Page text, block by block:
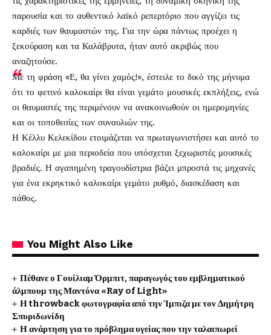
παρουσία και το αυθεντικό λαϊκό ρεπερτόριο που αγγίζει τις
καρδιές των θαυμαστών της. Για την ώρα πάντως προέχει η
ξεκούραση και τα Καλάβρυτα, ήταν αυτό ακριβώς που
αναζητούσε.
Με τη φράση «Ε, θα γίνει χαμός!», έστειλε το δικό της μήνυμα
ότι το φετινό καλοκαίρι θα είναι γεμάτο μουσικές εκπλήξεις, ενώ
οι θαυμαστές της περιμένουν να ανακοινωθούν οι ημερομηνίες
και οι τοποθεσίες των συναυλιών της.
Η Κέλλυ Κελεκίδου ετοιμάζεται να πρωταγωνιστήσει και αυτό το
καλοκαίρι με μια περιοδεία που υπόσχεται ξεχωριστές μουσικές
βραδιές. Η αγαπημένη τραγουδίστρια βάζει μπροστά τις μηχανές
για ένα εκρηκτικό καλοκαίρι γεμάτο ρυθμό, διασκέδαση και
πάθος.
You Might Also Like
Πέθανε ο Γουίλιαμ Όρμπιτ, παραγωγός του εμβληματικού
άλμπουμ της Μαντόνα «Ray of Light»
Η throwback φωτογραφία από την Ίμπιζα με τον Δημήτρη
Σπυριδωνίδη
Η ανάρτηση για το πρόβλημα υγείας που την ταλαιπωρεί